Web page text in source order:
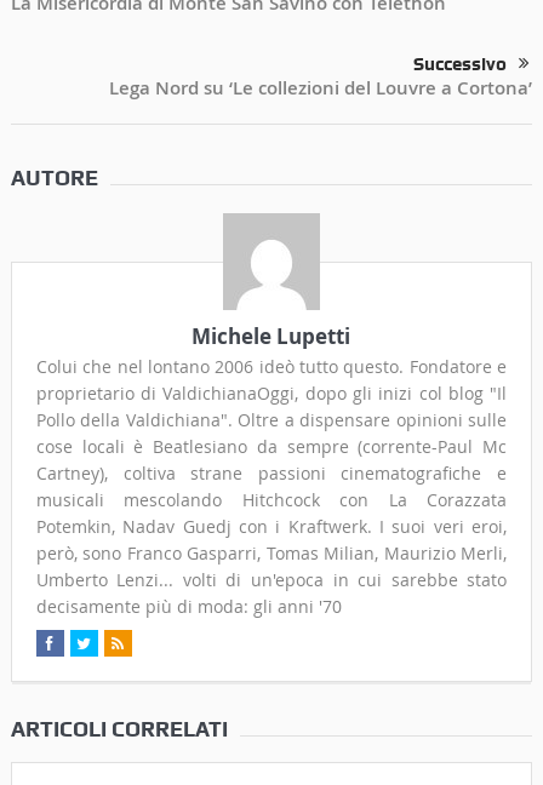
Successivo
Lega Nord su ‘Le collezioni del Louvre a Cortona’
AUTORE
Michele Lupetti
Colui che nel lontano 2006 ideò tutto questo. Fondatore e
proprietario di ValdichianaOggi, dopo gli inizi col blog "Il
Pollo della Valdichiana". Oltre a dispensare opinioni sulle
cose locali è Beatlesiano da sempre (corrente-Paul Mc
Cartney), coltiva strane passioni cinematografiche e
musicali mescolando Hitchcock con La Corazzata
Potemkin, Nadav Guedj con i Kraftwerk. I suoi veri eroi,
però, sono Franco Gasparri, Tomas Milian, Maurizio Merli,
Umberto Lenzi... volti di un'epoca in cui sarebbe stato
decisamente più di moda: gli anni '70
ARTICOLI CORRELATI